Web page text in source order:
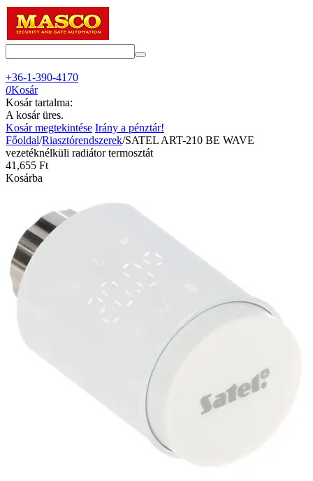
+36-1-390-4170
0Kosár
Kosár tartalma:
A kosár üres.
Kosár megtekintése Irány a pénztár!
Főoldal/Riasztórendszerek/SATEL ART-210 BE WAVE
vezetéknélküli radiátor termosztát
41,655 Ft
Kosárba